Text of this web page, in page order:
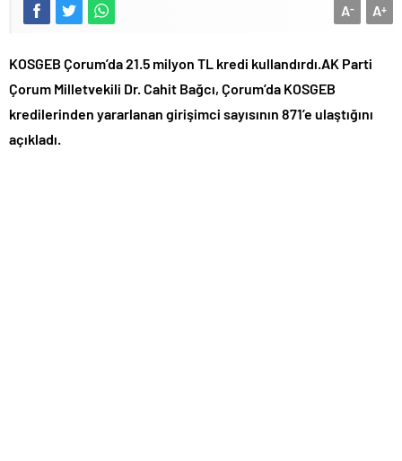
A+
A-
KOSGEB Çorum’da 21.5 milyon TL kredi kullandırdı.AK Parti
Çorum Milletvekili Dr. Cahit Bağcı, Çorum’da KOSGEB
kredilerinden yararlanan girişimci sayısının 871’e ulaştığını
açıkladı.